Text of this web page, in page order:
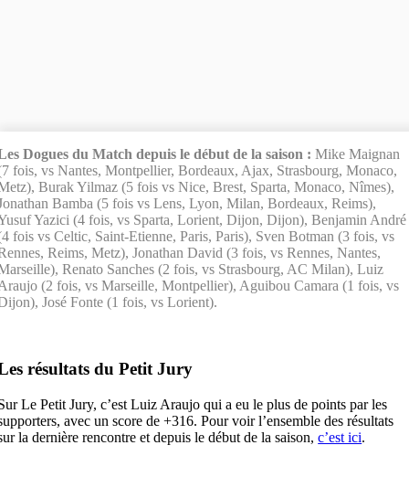
Dogues du Match depuis le début de la saison : Mike Maignan
fois, vs Nantes, Montpellier, Bordeaux, Ajax, Strasbourg, Monaco,
Burak Yilmaz (5 fois vs Nice, Brest, Sparta, Monaco, Nîmes),
Bamba (5 fois vs Lens, Lyon, Milan, Bordeaux, Reims),
Yazici (4 fois, vs Sparta, Lorient, Dijon, Dijon), Benjamin André
fois vs Celtic, Saint-Etienne, Paris, Paris), Sven Botman (3 fois, vs
Reims, Metz), Jonathan David (3 fois, vs Rennes, Nantes,
Renato Sanches (2 fois, vs Strasbourg, AC Milan), Luiz
(2 fois, vs Marseille, Montpellier), Aguibou Camara (1 fois, vs
José Fonte (1 fois, vs Lorient).
résultats du Petit Jury
Le Petit Jury, c’est Luiz Araujo qui a eu le plus de points par les
avec un score de +316. Pour voir l’ensemble des résultats
la dernière rencontre et depuis le début de la saison,c’est ici.